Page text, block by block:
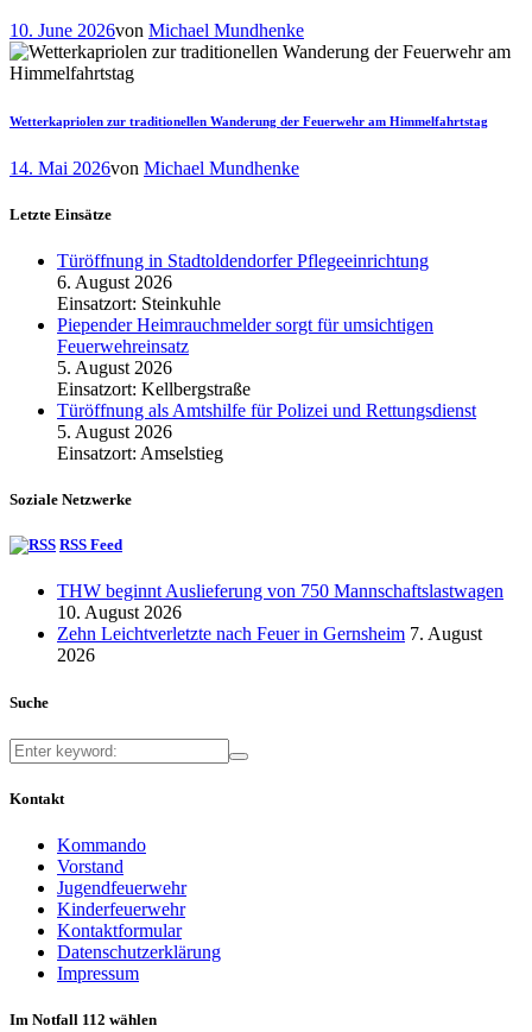
10. June 2026von Michael Mundhenke
Wetterkapriolen zur traditionellen Wanderung der Feuerwehr am Himmelfahrtstag
14. Mai 2026von Michael Mundhenke
Letzte Einsätze
Türöffnung in Stadtoldendorfer Pflegeeinrichtung
6. August 2026
Einsatzort: Steinkuhle
Piepender Heimrauchmelder sorgt für umsichtigen
Feuerwehreinsatz
5. August 2026
Einsatzort: Kellbergstraße
Türöffnung als Amtshilfe für Polizei und Rettungsdienst
5. August 2026
Einsatzort: Amselstieg
Soziale Netzwerke
RSS Feed
THW beginnt Auslieferung von 750 Mannschaftslastwagen
10. August 2026
Zehn Leichtverletzte nach Feuer in Gernsheim 7. August
2026
Suche
Kontakt
Kommando
Vorstand
Jugendfeuerwehr
Kinderfeuerwehr
Kontaktformular
Datenschutzerklärung
Impressum
Im Notfall 112 wählen